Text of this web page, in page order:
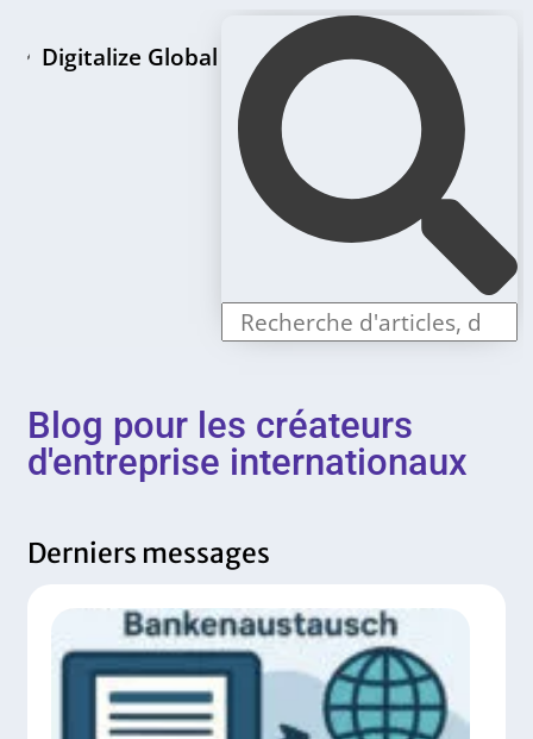
Digitalize Global
Blog pour les créateurs
d'entreprise internationaux
Derniers messages